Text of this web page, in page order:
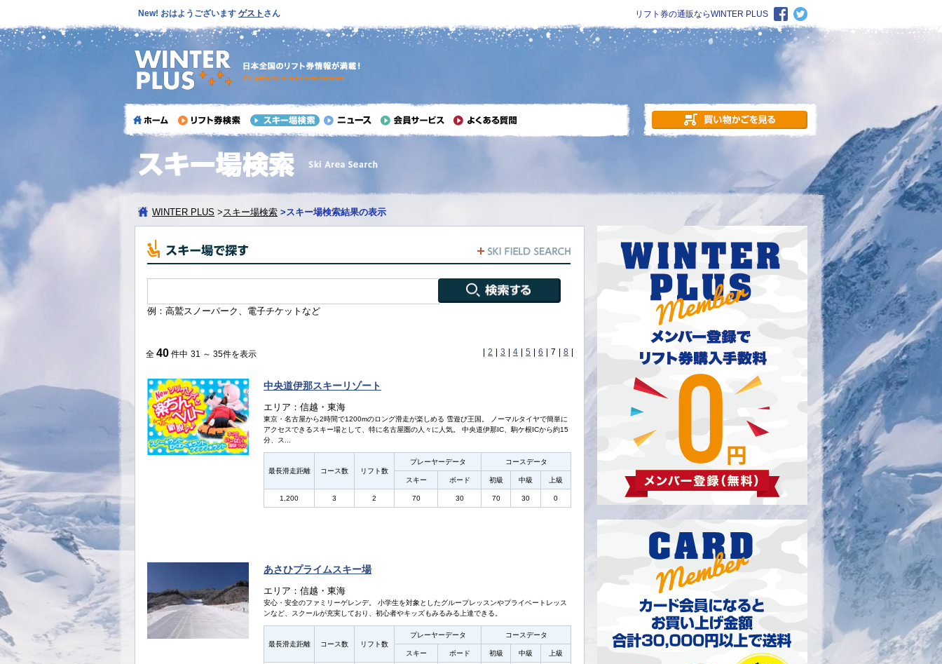
New! おはようございます ゲスト さん リフト券の通販ならWINTER PLUS
WINTER PLUS >スキー場検索 >スキー場検索結果の表示
例：高鷲スノーパーク、電子チケットなど
全 40 件中 31 ～ 35件を表示 2 3 4 5 6 7 8
中央道伊那スキーリゾート
エリア：信越・東海
東京・名古屋から2時間で1200mのロング滑走が楽しめる 雪遊び王国。 ノーマルタイヤで簡単に
アクセスできるスキー場として、特に名古屋圏の人々に人気。 中央道伊那IC、駒ケ根ICから約15
分、ス...
最長滑走距離 コース数 リフト数
プレーヤーデータ コースデータ
スキー ボード 初級 中級 上級
1,200 3 2 70 30 70 30 0
あさひプライムスキー場
エリア：信越・東海
安心・安全のファミリーゲレンデ。 小学生を対象としたグループレッスンやプライベートレッス
ンなど、スクールが充実しており、初心者やキッズもみるみる上達できる。
最長滑走距離 コース数 リフト数
プレーヤーデータ コースデータ
スキー ボード 初級 中級 上級